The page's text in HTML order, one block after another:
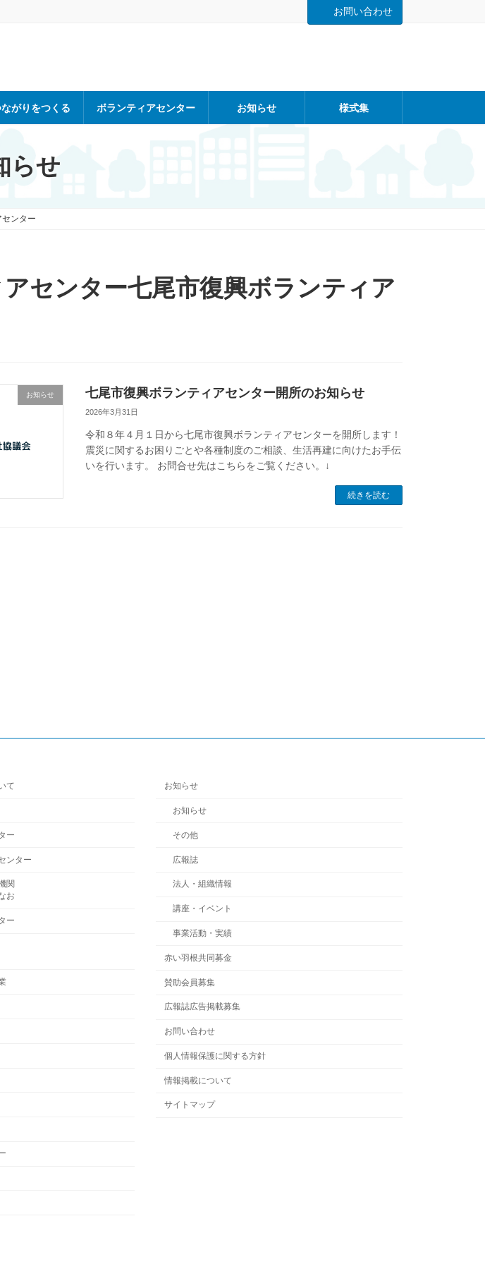
お問い合わせ
がりをつくる ボランティアセンター お知らせ 様式集
らせ
ンター
センター七尾市復興ボランティア
お知らせ 七尾市復興ボランティアセンター開所のお知らせ
2026年3月31日
令和８年４月１日から七尾市復興ボランティアセンターを開所します！
震災に関するお困りごとや各種制度のご相談、生活再建に向けたお手伝
いを行います。 お問合せ先はこちらをご覧ください。↓
続きを読む
て
ー
ンター
関
お
ー
お知らせ
お知らせ
その他
広報誌
法人・組織情報
講座・イベント
事業活動・実績
赤い羽根共同募金
賛助会員募集
広報誌広告掲載募集
お問い合わせ
個人情報保護に関する方針
情報掲載について
サイトマップ